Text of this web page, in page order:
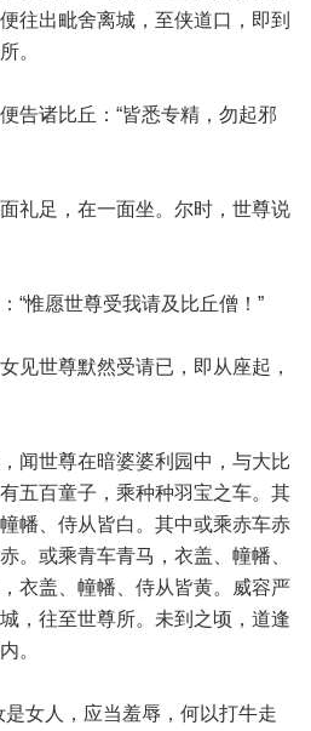
往出毗舍离城，至侠道口，即到
。
告诸比丘：“皆悉专精，勿起邪
礼足，在一面坐。尔时，世尊说
“惟愿世尊受我请及比丘僧！”
见世尊默然受请已，即从座起，
闻世尊在暗婆婆利园中，与大比
五百童子，乘种种羽宝之车。其
幡、侍从皆白。其中或乘赤车赤
。或乘青车青马，衣盖、幢幡、
衣盖、幢幡、侍从皆黄。威容严
，往至世尊所。未到之顷，道逢
。
是女人，应当羞辱，何以打牛走